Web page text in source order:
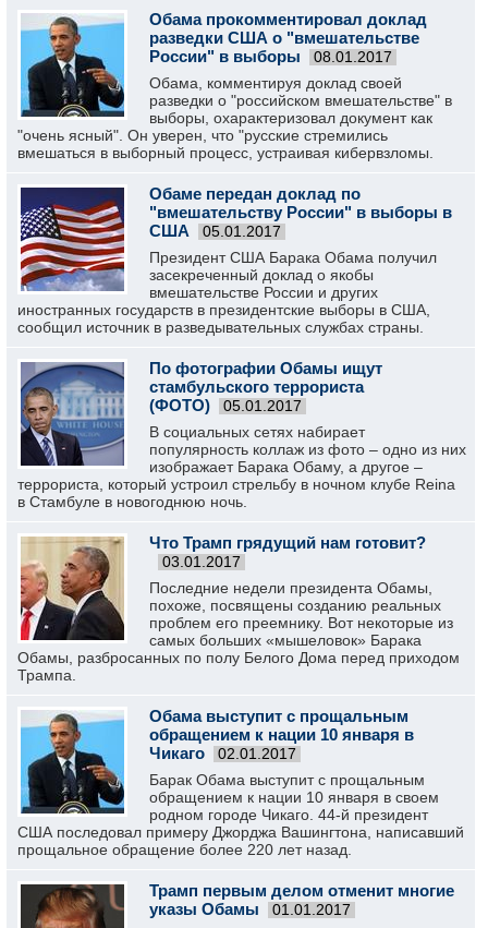
Обама прокомментировал доклад
разведки США о "вмешательстве
России" в выборы
08.01.2017
Обама, комментируя доклад своей
разведки о "российском вмешательстве" в
выборы, охарактеризовал документ как
"очень ясный". Он уверен, что "русские стремились
вмешаться в выборный процесс, устраивая кибервзломы.
Обаме передан доклад по
"вмешательству России" в выборы в
США
05.01.2017
Президент США Барака Обама получил
засекреченный доклад о якобы
вмешательстве России и других
иностранных государств в президентские выборы в США,
сообщил источник в разведывательных службах страны.
По фотографии Обамы ищут
стамбульского террориста
(ФОТО)
05.01.2017
В социальных сетях набирает
популярность коллаж из фото – одно из них
изображает Барака Обаму, а другое –
террориста, который устроил стрельбу в ночном клубе Reina
в Стамбуле в новогоднюю ночь.
Что Трамп грядущий нам готовит?
03.01.2017
Последние недели президента Обамы,
похоже, посвящены созданию реальных
проблем его преемнику. Вот некоторые из
самых больших «мышеловок» Барака
Обамы, разбросанных по полу Белого Дома перед приходом
Трампа.
Обама выступит с прощальным
обращением к нации 10 января в
Чикаго
02.01.2017
Барак Обама выступит с прощальным
обращением к нации 10 января в своем
родном городе Чикаго. 44-й президент
США последовал примеру Джорджа Вашингтона, написавший
прощальное обращение более 220 лет назад.
Трамп первым делом отменит многие
указы Обамы
01.01.2017